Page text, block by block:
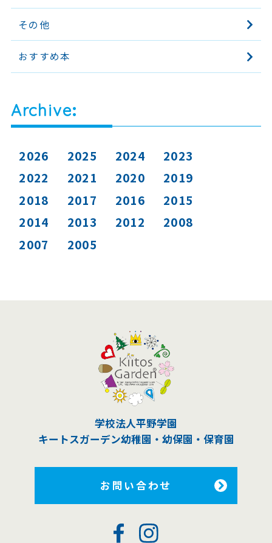
その他
おすすめ本
Archive
2026 2025 2024
2023
2022
2021 2020
2019
2018
2017 2016
2015
2014
2013 2012
2008
2007
2005
学校法人平野学園
キートスガーデン幼稚園 ・幼保園・保育園
お問い合わせ